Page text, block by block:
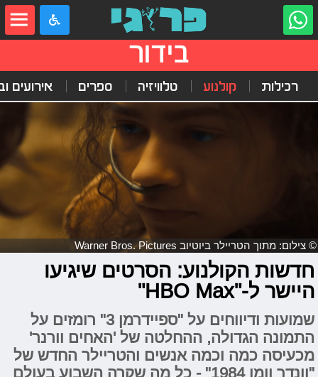
בידור
רכילות קולנוע טלוויזיה ספרים אירועים
© צילום: מתוך הטריילר ביוטיוב Warner Bros. Pictures
חדשות הקולנוע: הסרטים שיגיעו
היישר ל-"HBO Max"
שמועות ודיווחים על "ספיידרמן 3" רומזים על
התמונה הגדולה, ההחלטה של 'האחים וורנר'
מכעיסה כמה וכמה אנשים והטריילר החדש של
"וונדר וומן 1984" - כל מה שקרה השבוע בעולם